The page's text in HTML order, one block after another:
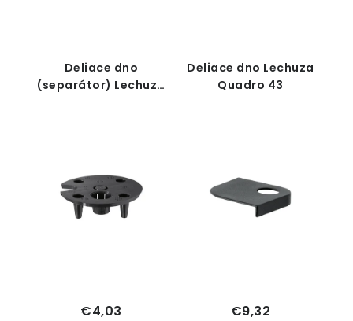
Deliace dno
(separátor) Lechuza
€4,03
Deliace dno Lechuza
Quadro 43
€9,32